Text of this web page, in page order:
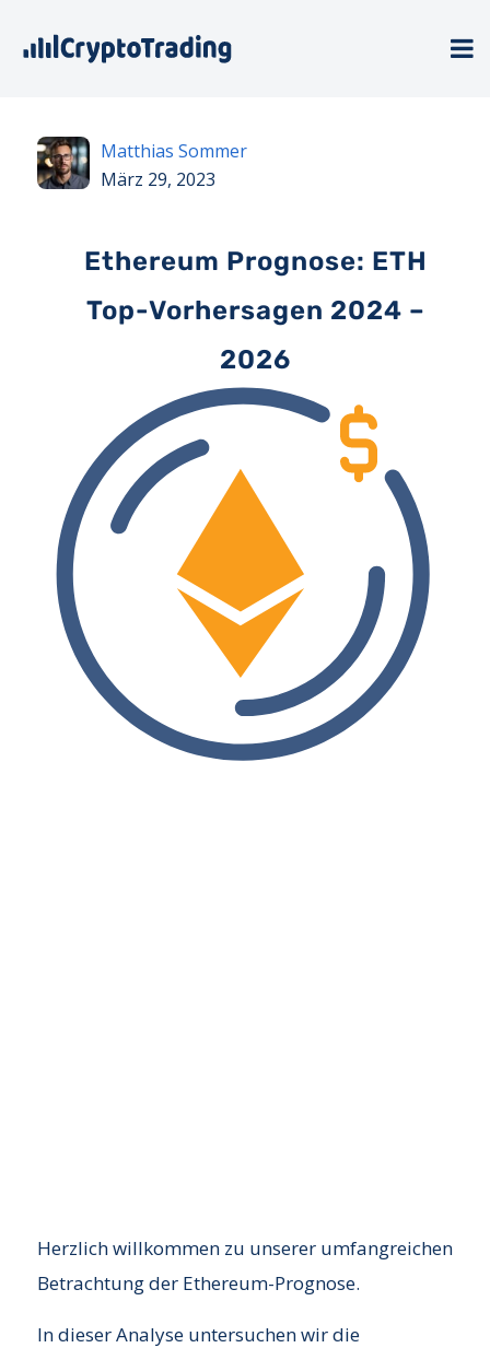
Matthias Sommer
März 29, 2023
Ethereum Prognose: ETH
Top-Vorhersagen 2024 –
2026
Herzlich willkommen zu unserer umfangreichen
Betrachtung der Ethereum-Prognose.
In dieser Analyse untersuchen wir die